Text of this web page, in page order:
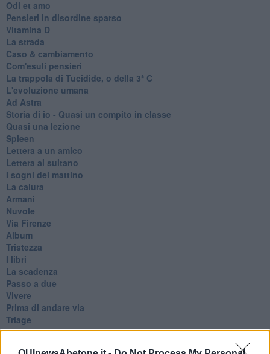
Odi et amo
Pensieri in disordine sparso
Vitamina D
La strada
Caso & cambiamento
Com'esuli pensieri
La trappola di Tucidide, o della 3ª C
L'evoluzione umana
Ad Astra
Storia di io - Quasi un compito in classe
Quasi una lezione
Spleen
Lettera a un amico
Lettera al sultano
I sogni del mattino
La calura
Armani
Nuvole
Via Firenze
Album
Tristezza
I libri
La scadenza
Passo a due
Vivere
Prima di andare via
Triage
Persona